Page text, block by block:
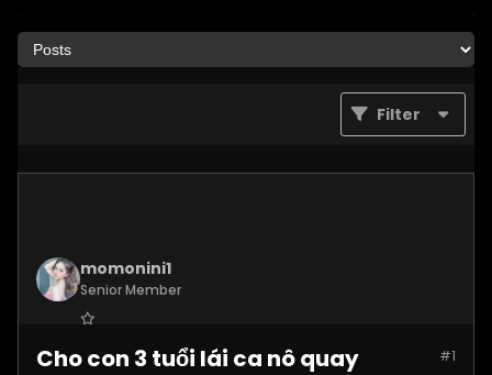
Filter
momonini1
Senior Member
Posts:5399 #1
Cho con 3 tuổi lái ca nô quay